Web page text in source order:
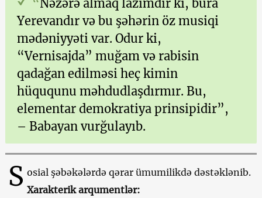
“Nəzərə almaq lazımdır ki, bura
Yerevandır və bu şəhərin öz musiqi
mədəniyyəti var. Odur ki,
“Vernisajda” muğam və rabisin
qadağan edilməsi heç kimin
hüququnu məhdudlaşdırmır. Bu,
elementar demokratiya prinsipidir”,
– Babayan vurğulayıb.
S osial şəbəkələrdə qərar ümumilikdə dəstəklənib.
Xarakterik arqumentlər: